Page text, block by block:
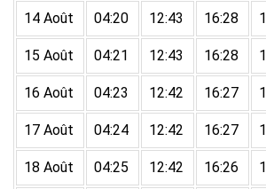
14 Août 04:20 12:43 16:28
15 Août 04:21 12:43 16:28
16 Août 04:23 12:42 16:27
17 Août 04:24 12:42 16:27
18 Août 04:25 12:42 16:26